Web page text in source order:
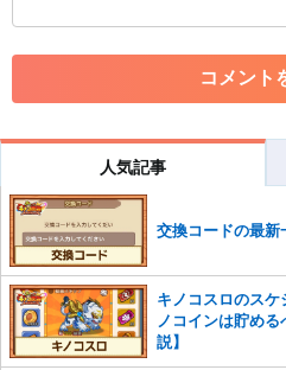
・アカウントの売買など金銭が
・各ゲームのネタバレを含む内
・その他、管理者が不適切と判
だけますでしょうか。
コメントの削除を申請する
※投
せていただきます。ご了承くださ
※一度削除したコメントは復元
さい。
また、過度な利用規約の違反や、弊社
った場合は、法的措置をとらせてい
かじめご理解くださいませ。
人気記事
交換コードの最新
キノコスロのスケ
ノコインは貯め
説】